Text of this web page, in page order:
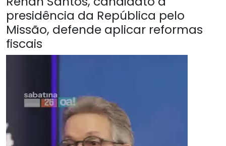
presidência da República pelo
Missão, defende aplicar reformas
fiscais